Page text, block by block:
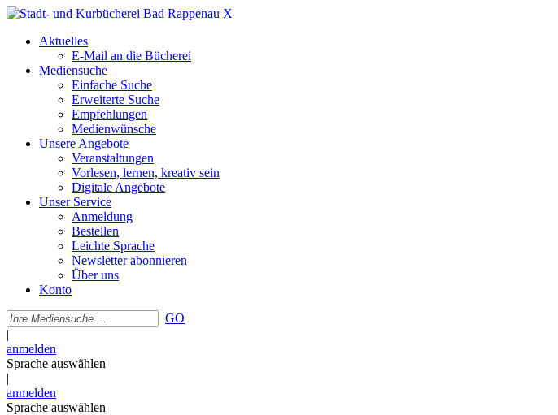
X
Aktuelles
E-Mail an die Bücherei
Mediensuche
Einfache Suche
Erweiterte Suche
Empfehlungen
Medienwünsche
Unsere Angebote
Veranstaltungen
Vorlesen, lernen, kreativ sein
Digitale Angebote
Unser Service
Anmeldung
Bestellen
Leichte Sprache
Newsletter abonnieren
Über uns
Konto
GO
|
anmelden
Sprache auswählen
|
anmelden
Sprache auswählen